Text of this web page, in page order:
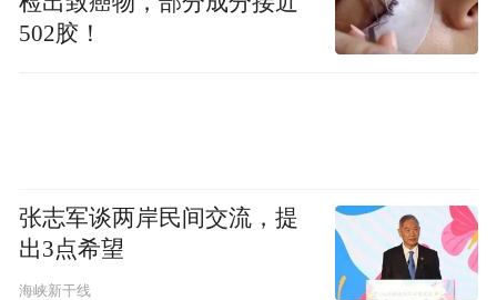
开展业务前，应通过监管平台进行企业登
思想认识，切实履行主体责任，严格执行
《建设工程质量检测管理办法》各项规定。
要以此次会议为契机，全面开展自查自纠，
502胶！
张志军谈两岸民间交流，提
出3点希望
海峡新干线